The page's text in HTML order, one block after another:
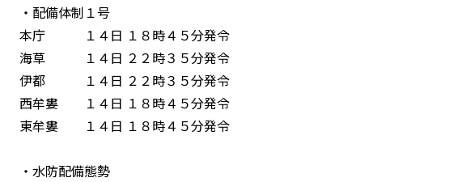
・配備体制１号
本庁 １４日 １８時４５分発令
海草 １４日 ２２時３５分発令
伊都 １４日 ２２時３５分発令
西牟婁 １４日 １８時４５分発令
東牟婁 １４日 １８時４５分発令
・水防配備態勢